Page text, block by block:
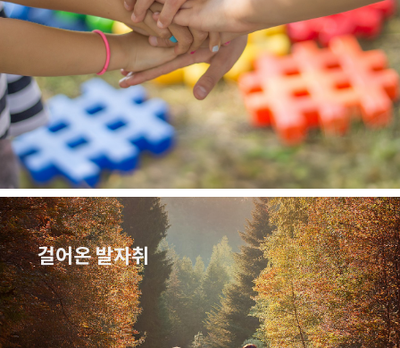
걸어온 발자취